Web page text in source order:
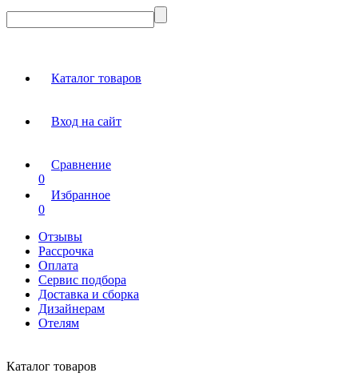
Каталог товаров
Вход на сайт
Сравнение
0
Избранное
0
Отзывы
Рассрочка
Оплата
Сервис подбора
Доставка и сборка
Дизайнерам
Отелям
Каталог товаров